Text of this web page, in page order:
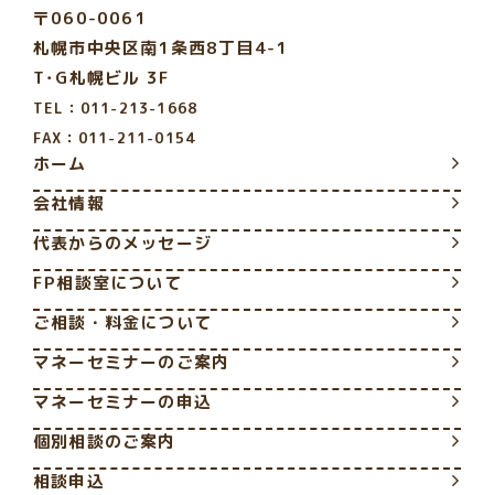
〒060-0061
札幌市中央区南1条西8丁目4-1
T･G札幌ビル 3F
TEL：011-213-1668
FAX：011-211-0154
ホーム
会社情報
代表からのメッセージ
FP相談室について
ご相談・料金について
マネーセミナーのご案内
マネーセミナーの申込
個別相談のご案内
相談申込